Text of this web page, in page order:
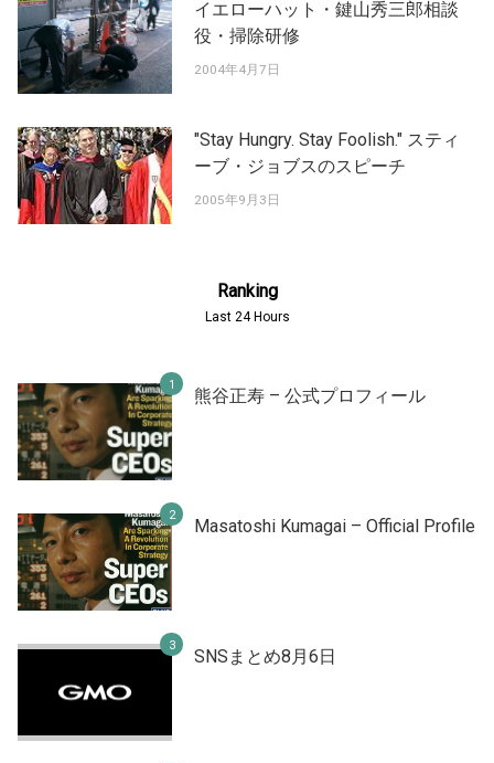
イエローハット・鍵山秀三郎相談
役・掃除研修
2004年4月7日
"Stay Hungry. Stay Foolish." スティ
ーブ・ジョブスのスピーチ
2005年9月3日
Ranking
Last 24 Hours
熊谷正寿 – 公式プロフィール
Masatoshi Kumagai – Official Profile
SNSまとめ8月6日